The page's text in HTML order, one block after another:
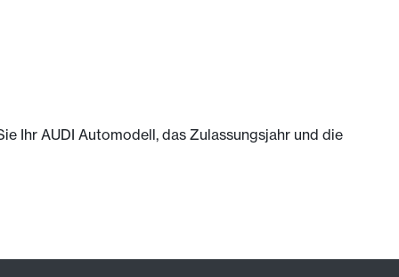
Ihr AUDI Automodell, das Zulassungsjahr und die